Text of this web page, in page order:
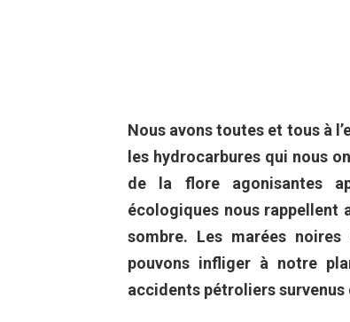
Nous avons toutes et tous à
les hydrocarbures qui nous
de la flore agonisantes
écologiques nous rappellent
sombre. Les marées
pouvons infliger à notre
accidents pétroliers survenus